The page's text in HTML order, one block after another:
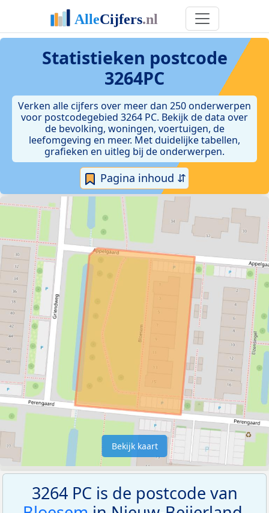
Statistieken postcode
3264PC
Verken alle cijfers over meer dan 250 onderwerpen
voor postcodegebied 3264 PC. Bekijk de data over
de bevolking, woningen, voertuigen, de
leefomgeving en meer. Met duidelijke tabellen,
grafieken en uitleg bij de onderwerpen.
Pagina inhoud ⇵
Bekijk kaart
3264 PC is de postcode van